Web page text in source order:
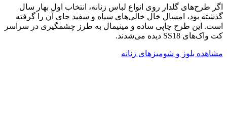
اگر طرح‌های گلدار روی انواع لباس زنانه، انتخاب اول بهار سال
گذشته بود، امسال خال خالی‌های سیاه و سفید جای آن را گرفته
است. این طرح چاپی ساده و مینیمال به طرز چشمگیری در سراسر
کت واک‌های SS18 دیده می‌شدند.
مشاهده بلوز و شومیزهای زنانه